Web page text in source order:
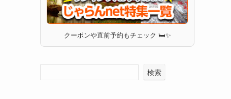
クーポンや直前予約もチェック 🛏✨
検索